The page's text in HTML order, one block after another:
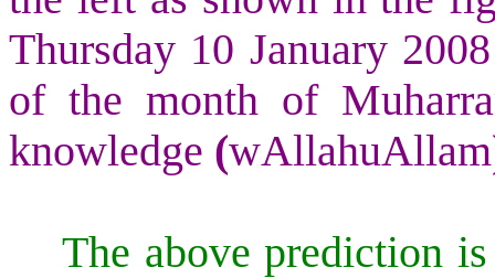
Thursday 10 January
of the month of
knowledge (
The above prediction